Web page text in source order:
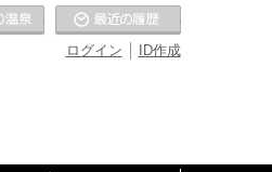
ID作成
ログイン
お気に入りの温泉